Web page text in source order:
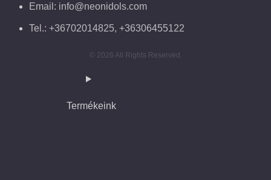
Email: info@neonidols.com
Tel.: +36702014825, +36306455122
© 2026 All Rights Reserved.
Termékeink